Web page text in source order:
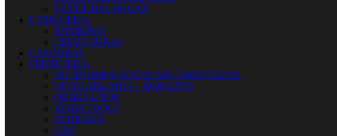
TEXTIL DEL HOGAR
CERRAJERIA
BOMBINES
CERRADURAS
LIJADORAS
FERRETERIA
ACCESORIOS COCHE-MOTO-BICICLETA
CINTA AISLANTE - BURLETES
ORDENACION
KOMA TOOLS
HERRAJES
GAS